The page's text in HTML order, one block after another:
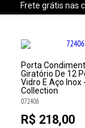
Frete grátis nas
Porta
Giratório De 12
Vidro E Aço Inox
Collection
072406
R$ 218,00